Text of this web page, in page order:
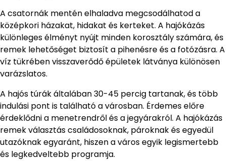
A csatornák mentén elhaladva megcsodálhatod a
középkori házakat, hidakat és kerteket. A hajókázás
különleges élményt nyújt minden korosztály számára, és
remek lehetőséget biztosít a pihenésre és a fotózásra. A
víz tükrében visszaverődő épületek látványa különösen
varázslatos.
A hajós túrák általában 30-45 percig tartanak, és több
indulási pont is található a városban. Érdemes előre
érdeklődni a menetrendről és a jegyárakról. A hajókázás
remek választás családosoknak, pároknak és egyedül
utazóknak egyaránt, hiszen a város egyik legismertebb
és legkedveltebb programja.